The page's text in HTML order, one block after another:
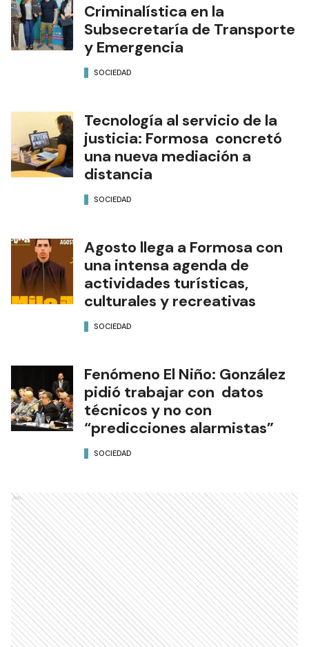
Criminalística en la
Subsecretaría de Transporte
y Emergencia
SOCIEDAD
Tecnología al servicio de la
justicia: Formosa concretó
una nueva mediación a
distancia
SOCIEDAD
Agosto llega a Formosa con
una intensa agenda de
actividades turísticas,
culturales y recreativas
SOCIEDAD
Fenómeno El Niño: González
pidió trabajar con datos
técnicos y no con
“predicciones alarmistas”
SOCIEDAD
Ads